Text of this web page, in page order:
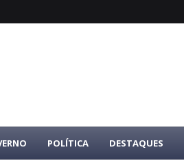
POLÍTICA DESTAQUES